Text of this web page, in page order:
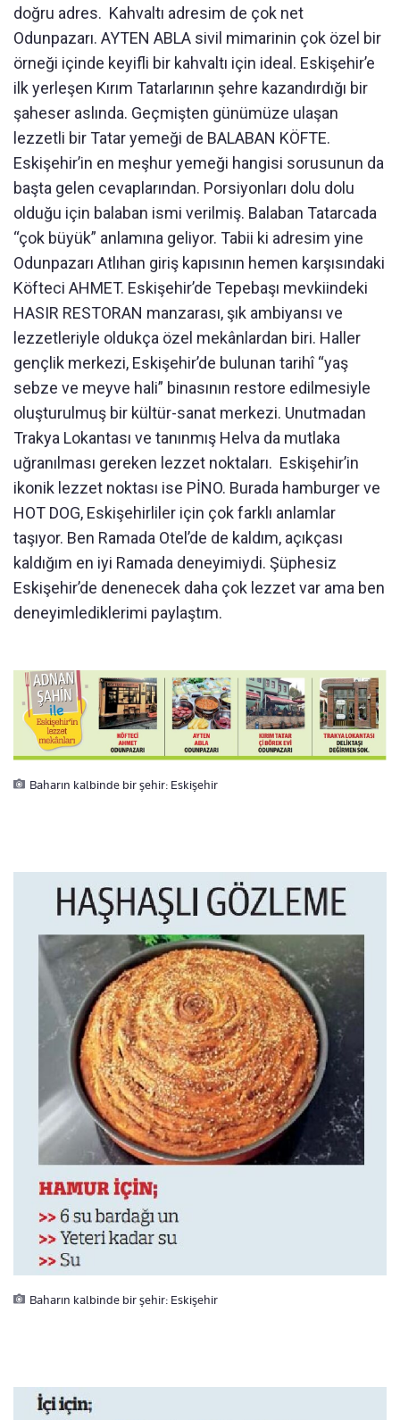
doğru adres. Kahvaltı adresim de çok net
Odunpazarı. AYTEN ABLA sivil mimarinin çok özel bir
örneği içinde keyifli bir kahvaltı için ideal. Eskişehir’e
ilk yerleşen Kırım Tatarlarının şehre kazandırdığı bir
şaheser aslında. Geçmişten günümüze ulaşan
lezzetli bir Tatar yemeği de BALABAN KÖFTE.
Eskişehir’in en meşhur yemeği hangisi sorusunun da
başta gelen cevaplarından. Porsiyonları dolu dolu
olduğu için balaban ismi verilmiş. Balaban Tatarcada
“çok büyük” anlamına geliyor. Tabii ki adresim yine
Odunpazarı Atlıhan giriş kapısının hemen karşısındaki
Köfteci AHMET. Eskişehir’de Tepebaşı mevkiindeki
HASIR RESTORAN manzarası, şık ambiyansı ve
lezzetleriyle oldukça özel mekânlardan biri. Haller
gençlik merkezi, Eskişehir’de bulunan tarihî “yaş
sebze ve meyve hali” binasının restore edilmesiyle
oluşturulmuş bir kültür-sanat merkezi. Unutmadan
Trakya Lokantası ve tanınmış Helva da mutlaka
uğranılması gereken lezzet noktaları. Eskişehir’in
ikonik lezzet noktası ise PİNO. Burada hamburger ve
HOT DOG, Eskişehirliler için çok farklı anlamlar
taşıyor. Ben Ramada Otel’de de kaldım, açıkçası
kaldığım en iyi Ramada deneyimiydi. Şüphesiz
Eskişehir’de denenecek daha çok lezzet var ama ben
deneyimlediklerimi paylaştım.
Baharın kalbinde bir şehir: Eskişehir
Baharın kalbinde bir şehir: Eskişehir